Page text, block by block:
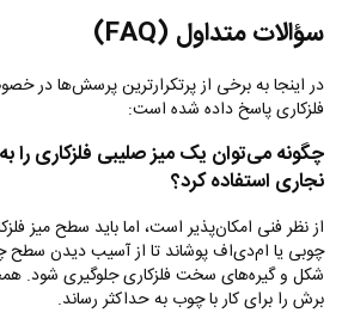
سؤالات متداول (FAQ)
در اینجا به برخی از پرتکرارترین پرسش‌ها در
فلزکاری پاسخ داده شده است:
چگونه می‌توان یک میز صلیبی فلزکاری را
نجاری استفاده کرد؟
از نظر فنی امکان‌پذیر است، اما باید سطح میز
چوبی یا ام‌دی‌اف پوشاند تا از آسیب دیدن
شکل و گیره‌های سخت فلزکاری جلوگیری شود.
برش را برای کار با چوب به حداکثر رساند.